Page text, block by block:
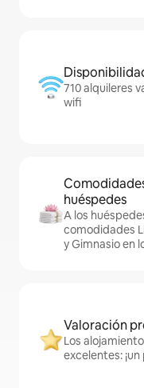
710 alquileres
wifi
huéspedes
A los
comodidades
y Gimnasio en
Valoración
Los
excelentes: